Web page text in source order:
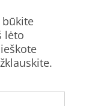
būkite
lėto